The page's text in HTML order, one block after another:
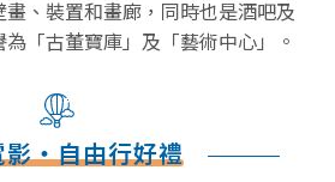
、裝置和畫廊，同時也是酒吧及
「古董寶庫」及「藝術中心」。
影‧自由行好禮